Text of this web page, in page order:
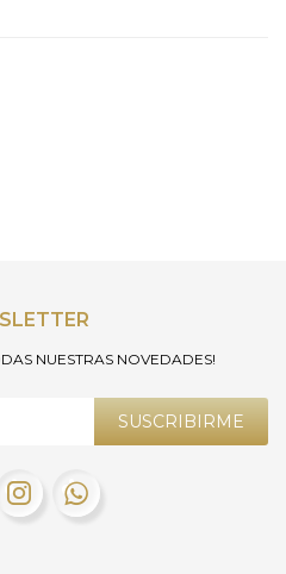
NUESTRAS NOVEDADES!
SUSCRIBIRME
 